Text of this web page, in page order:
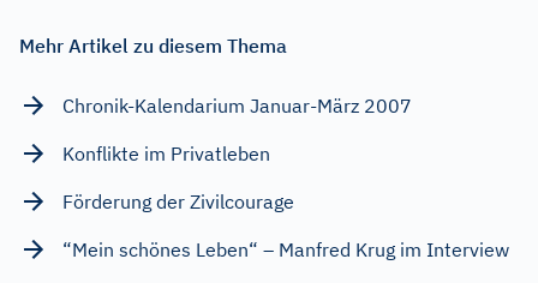
Mehr Artikel zu diesem Thema
Chronik-Kalendarium Januar-März 2007
Konflikte im Privatleben
Förderung der Zivilcourage
“Mein schönes Leben“ – Manfred Krug im Interview